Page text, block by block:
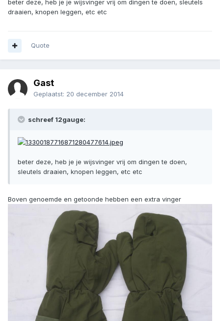
beter deze, heb je je wijsvinger vrij om dingen te doen, sleutels
draaien, knopen leggen, etc etc
Quote
Gast
Geplaatst: 20 december 2014
schreef 12gauge:
beter deze, heb je je wijsvinger vrij om dingen te doen,
sleutels draaien, knopen leggen, etc etc
Boven genoemde en getoonde hebben een extra vinger